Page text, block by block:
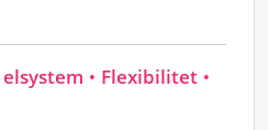
Flexibilitet